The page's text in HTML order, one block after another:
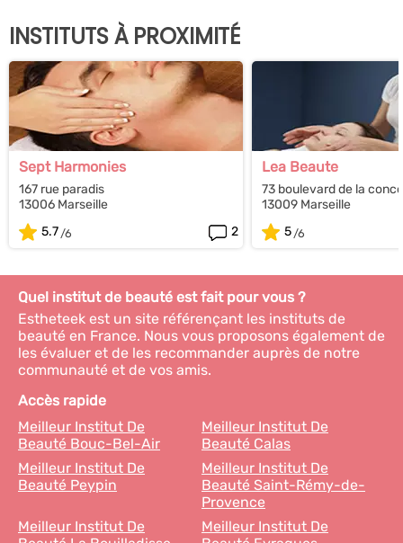
INSTITUTS À PROXIMITÉ
Sept Harmonies
167 rue paradis
13006 Marseille
5.7
2
Lea Beaute
73 boulevard de la
13009 Marseille
5
Quel institut de beauté est fait pour vous ?
Estheteek est un site référençant les instituts de
beauté en France. Nous vous proposons également de
les évaluer et de les recommander auprès de notre
communauté et de vos amis.
Accès rapide
Meilleur Institut De
Beauté Bouc-Bel-Air
Meilleur Institut De
Beauté Calas
Meilleur Institut De
Beauté Peypin
Meilleur Institut De
Beauté Saint-Rémy-de-
Provence
Meilleur Institut De
Meilleur Institut De